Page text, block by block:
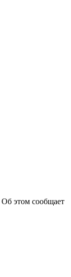
этом сообщает